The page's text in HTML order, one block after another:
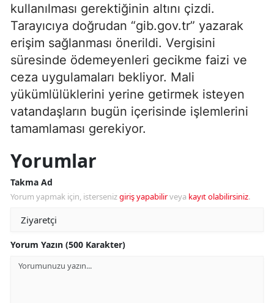
kullanılması gerektiğinin altını çizdi.
Tarayıcıya doğrudan “gib.gov.tr” yazarak
erişim sağlanması önerildi. Vergisini
süresinde ödemeyenleri gecikme faizi ve
ceza uygulamaları bekliyor. Mali
yükümlülüklerini yerine getirmek isteyen
vatandaşların bugün içerisinde işlemlerini
tamamlaması gerekiyor.
Yorumlar
Takma Ad
Yorum yapmak için, istersenizgiriş yapabilirveya kayıt olabilirsiniz.
Yorum Yazın (500 Karakter)